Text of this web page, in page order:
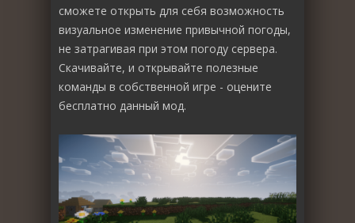
сможете открыть для себя возможность
визуальное изменение привычной погоды,
не затрагивая при этом погоду сервера.
Скачивайте, и открывайте полезные
команды в собственной игре - оцените
бесплатно данный мод.